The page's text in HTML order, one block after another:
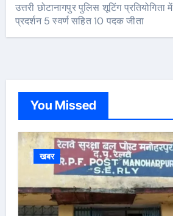
उत्तरी छोटानागपुर पुलिस शूटिंग प्रतियोगिता
प्रदर्शन 5 स्वर्ण सहित 10 पदक जीता
You Missed
खबर